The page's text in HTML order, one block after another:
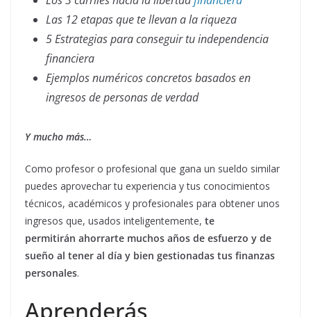
Las 12 etapas que te llevan a la riqueza
5 Estrategias para conseguir tu independencia
financiera
Ejemplos numéricos concretos basados en
ingresos de personas de verdad
Y mucho más…
Como profesor o profesional que gana un sueldo similar
puedes aprovechar tu experiencia y tus conocimientos
técnicos, académicos y profesionales para obtener unos
ingresos que, usados inteligentemente, te
permitirán ahorrarte muchos años de esfuerzo y de
sueño al tener al día y bien gestionadas tus finanzas
personales.
Aprenderás